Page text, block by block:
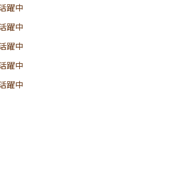
躍中
躍中
躍中
躍中
躍中